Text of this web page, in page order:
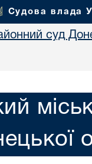
Судова влада
суд